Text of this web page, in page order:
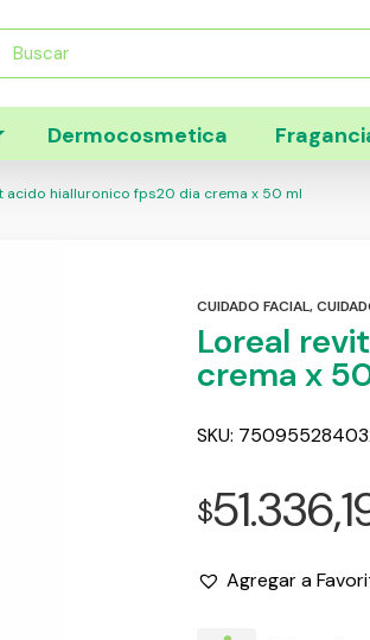
Dermocosmetica
acido hialluronico fps20 dia crema x 50 ml
CUIDADO FACIAL,
Loreal
crema x
SKU:
$
Agregar a